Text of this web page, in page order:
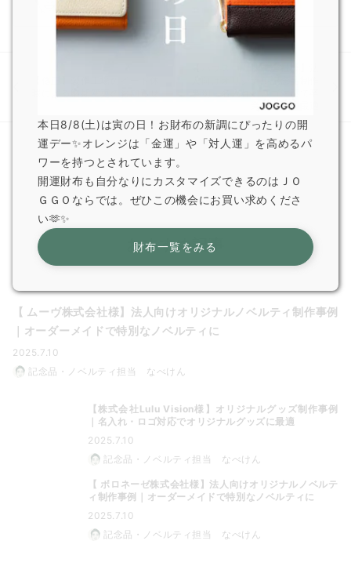
業記念品に最適
おすすめ記事
【 ムーヴ株式会社様】法人向けオリジナルノベルティ制作事例
｜オーダーメイドで特別なノベルティに
2025.7.10
記念品・ノベルティ担当 なべけん
【株式会社Lulu Vision様】オリジナルグッズ制作事例
｜名入れ・ロゴ対応でオリジナルグッズに最適
2025.7.10
記念品・ノベルティ担当 なべけん
【 ボロネーゼ株式会社様】法人向けオリジナルノベルテ
ィ制作事例｜オーダーメイドで特別なノベルティに
2025.7.10
記念品・ノベルティ担当 なべけん
本日8/8(土)は寅の日！お財布の新調にぴったりの開
運デー✨オレンジは「金運」や「対人運」を高めるパ
ワーを持つとされています。
開運財布も自分なりにカスタマイズできるのはＪＯ
ＧＧＯならでは。ぜひこの機会にお買い求めくださ
い🫶✨
財布一覧をみる